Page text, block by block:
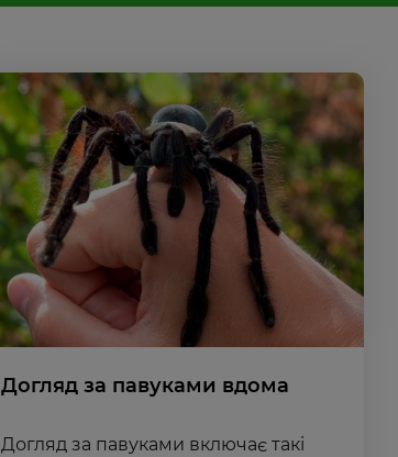
Догляд за павуками вдома
Догляд за павуками включає такі